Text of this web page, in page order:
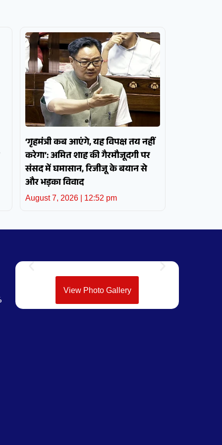
‘गृहमंत्री कब आएंगे, यह विपक्ष तय नहीं
करेगा’: अमित शाह की गैरमौजूदगी पर
संसद में घमासान, रिजीजू के बयान से
और भड़का विवाद
August 7, 2026 12:52 pm
View Photo Gallery